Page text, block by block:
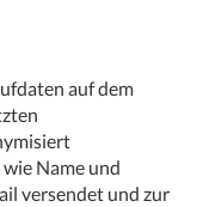
auf dem
Name und
versendet und zur